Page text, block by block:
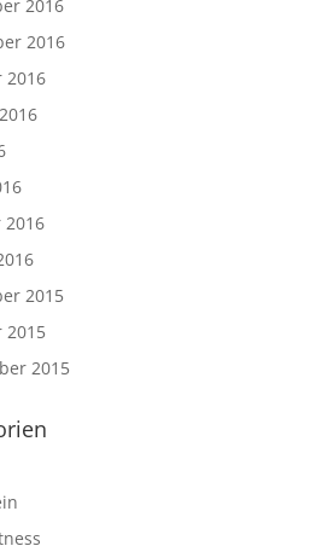
2016
2016
2016
2016
2015
2015
2015